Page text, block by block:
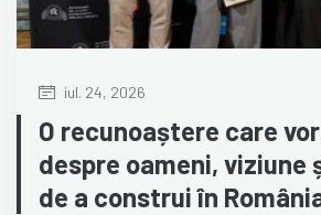
iul. 24, 2026
O recunoaștere care
despre oameni, viziune
de a construi în